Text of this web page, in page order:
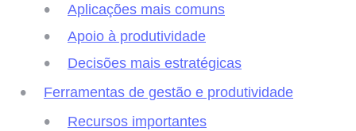
Aplicações mais comuns
Apoio à produtividade
Decisões mais estratégicas
Ferramentas de gestão e produtividade
Recursos importantes